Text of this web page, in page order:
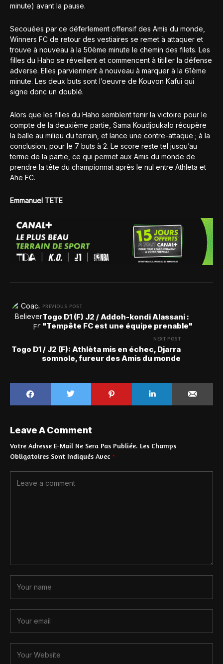
minute) avant la pause.
Secouées par ce déferlement offensif des Amis du monde,
Winners FC de retour des vestiaires se remet à attaquer et
trouve à nouveau à la 50ème minute le chemin des filets. Les
filles du Haho se réveillent et commencent à titiller la défense
adverse. Elles parviennent à nouveau à marquer à la 61ème
minute. Les deux buts sont l’oeuvre de Kouvon Kafui qui
signe donc un doublé.
Alors que les filles du Haho semblent tenir la victoire pour le
compte de la deuxième partie, Sama Koudjoukalo récupère
la balle au milieu du terrain, et lance une contre-attaque ; à la
conclusion, pour le 7 buts à 2. Le score reste tel jusqu’au
terme de la partie, ce qui permet aux Amis du monde de
prendre la tête du championnat après le nul entre Athleta et
Ahe FC.
Emmanuel TETE
PREVIOUS POST
Togo D1 (F) J2 / Addoh-kondi Alassani :
"Tempête FC est une équipe prenable"
NEXT POST
Togo D1 / J2 (F): Athlèta mis en échec, Djarra
somnole, fureur des Amis du monde
Leave A Comment
Votre Adresse E-Mail Ne Sera Pas Publiée. Les Champs
Obligatoires Sont Indiqués Avec *